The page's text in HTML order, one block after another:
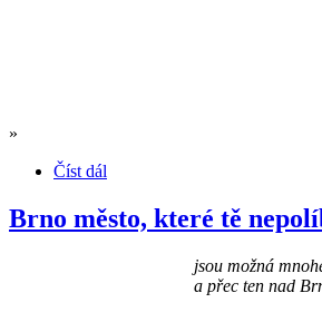
»
Číst dál
Brno město, které tě
jsou možná
a přec ten nad